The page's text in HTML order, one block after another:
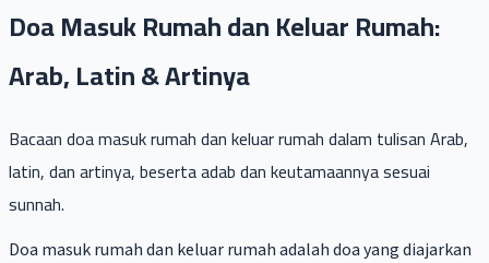
Doa Masuk Rumah dan Keluar Rumah:
Arab, Latin & Artinya
Bacaan doa masuk rumah dan keluar rumah dalam tulisan Arab,
latin, dan artinya, beserta adab dan keutamaannya sesuai
sunnah.
Doa masuk rumah dan keluar rumah adalah doa yang diajarkan